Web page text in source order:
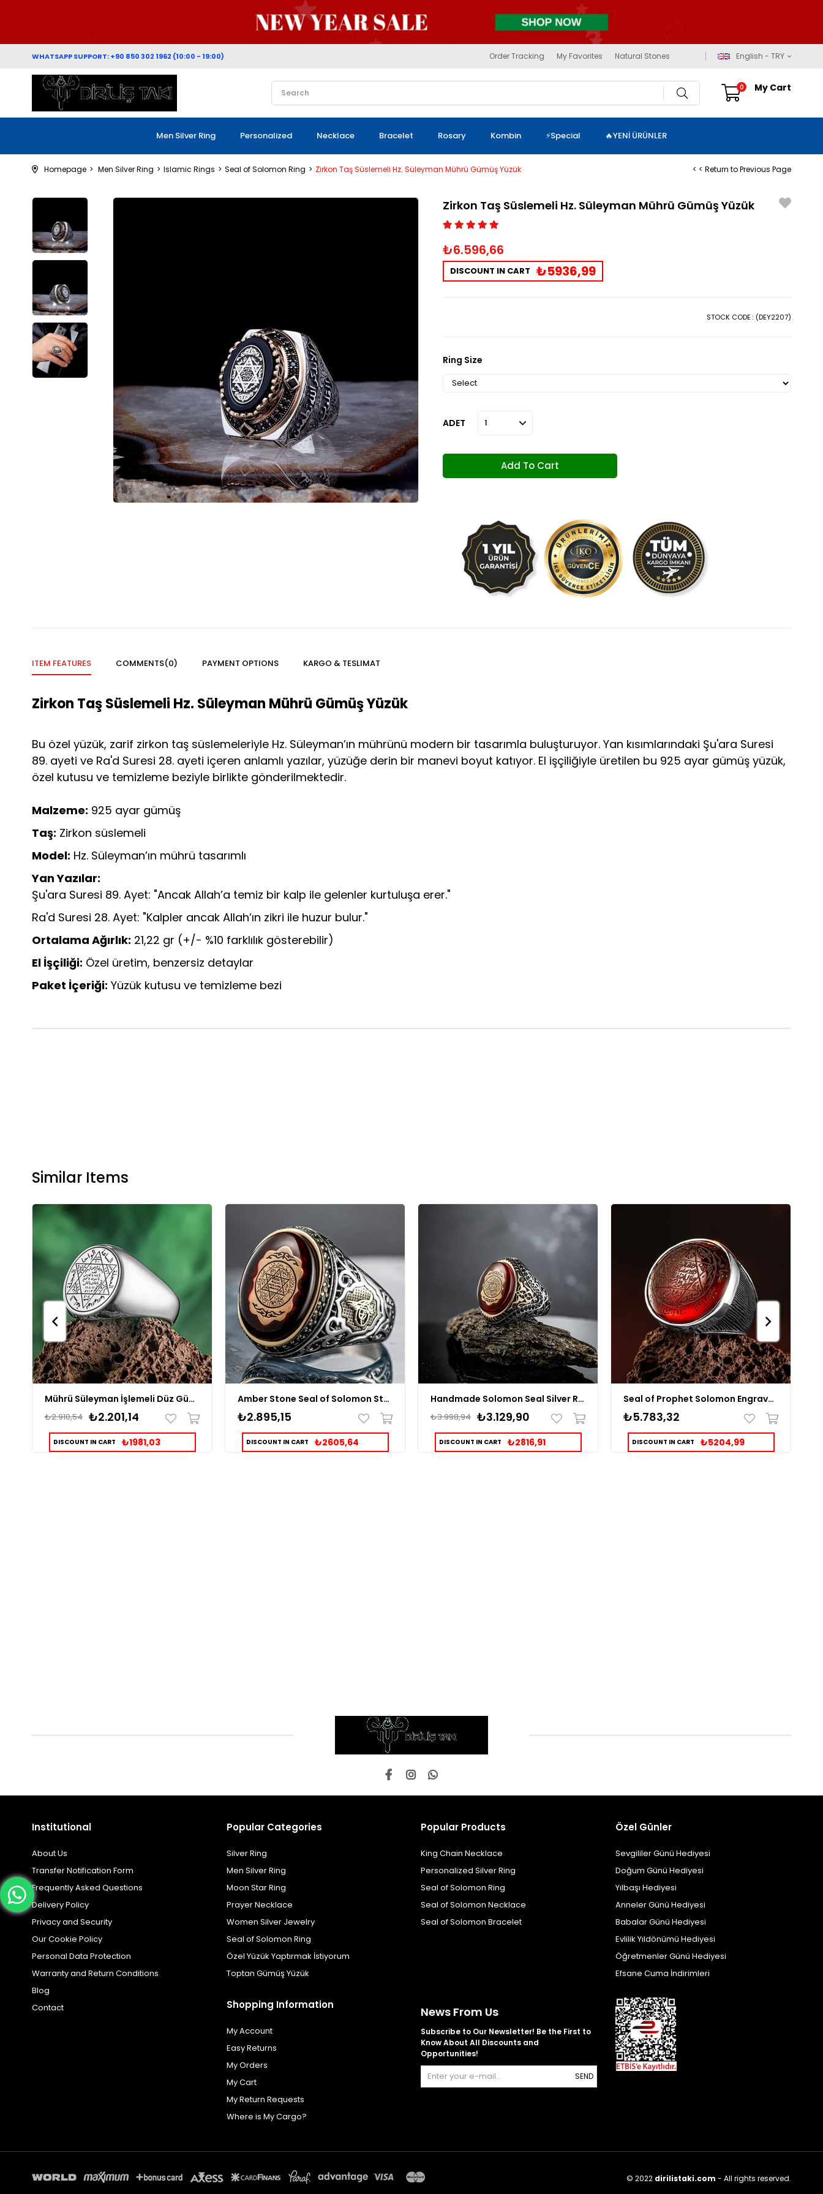
WHATSAPP SUPPORT: +90 850 302 1962 (10:00 - 19:00) Order Tracking My Favorites Natural Stones English - TRY
My Cart
0
Men Silver Ring Personalized Necklace Bracelet Rosary Kombin ⚡Special 🔥YENİ ÜRÜNLER
Homepage Men Silver Ring Islamic Rings Seal of Solomon Ring Zirkon Taş Süslemeli Hz. Süleyman Mührü Gümüş Yüzük < < Return to Previous Page
Zirkon Taş Süslemeli Hz. Süleyman Mührü Gümüş Yüzük
₺6.596,66
DISCOUNT IN CART ₺5936,99
STOCK CODE (DEY2207)
Ring Size
ADET
ITEM FEATURES COMMENTS(0) PAYMENT OPTIONS KARGO & TESLIMAT
Zirkon Taş Süslemeli Hz. Süleyman Mührü Gümüş Yüzük
Bu özel yüzük, zarif zirkon taş süslemeleriyle Hz. Süleyman’ın mührünü modern bir tasarımla buluşturuyor. Yan kısımlarındaki Şu'ara Suresi
89. ayeti ve Ra'd Suresi 28. ayeti içeren anlamlı yazılar, yüzüğe derin bir manevi boyut katıyor. El işçiliğiyle üretilen bu 925 ayar gümüş yüzük,
özel kutusu ve temizleme beziyle birlikte gönderilmektedir.
Malzeme: 925 ayar gümüş
Taş: Zirkon süslemeli
Model: Hz. Süleyman’ın mührü tasarımlı
Yan Yazılar:
Şu'ara Suresi 89. Ayet: "Ancak Allah’a temiz bir kalp ile gelenler kurtuluşa erer."
Ra'd Suresi 28. Ayet: "Kalpler ancak Allah’ın zikri ile huzur bulur."
Ortalama Ağırlık: 21,22 gr (+/- %10 farklılık gösterebilir)
El İşçiliği: Özel üretim, benzersiz detaylar
Paket İçeriği: Yüzük kutusu ve temizleme bezi
Similar Items
Mührü Süleyman İşlemeli Düz Gümüş Yüzük
₺2.201,14
₺2.910,54
DISCOUNT IN CART ₺1981,03
Amber Stone Seal of Solomon Sterling Silver Ring
₺2.895,15
DISCOUNT IN CART ₺2605,64
Handmade Solomon Seal Silver Ring
₺3.129,90
₺3.998,94
DISCOUNT IN CART ₺2816,91
Seal of Prophet Solomon Engraved on Agate Stone Silver Ring
₺5.783,32
DISCOUNT IN CART ₺5204,99
Institutional
About Us
Transfer Notification Form
Frequently Asked Questions
Delivery Policy
Privacy and Security
Our Cookie Policy
Personal Data Protection
Warranty and Return Conditions
Blog
Contact
Popular Categories
Silver Ring
Men Silver Ring
Moon Star Ring
Prayer Necklace
Women Silver Jewelry
Seal of Solomon Ring
Özel Yüzük Yaptırmak İstiyorum
Toptan Gümüş Yüzük
Popular Products
King Chain Necklace
Personalized Silver Ring
Seal of Solomon Ring
Seal of Solomon Necklace
Seal of Solomon Bracelet
Özel Günler
Sevgililer Günü Hediyesi
Doğum Günü Hediyesi
Yılbaşı Hediyesi
Anneler Günü Hediyesi
Babalar Günü Hediyesi
Evlilik Yıldönümü Hediyesi
Öğretmenler Günü Hediyesi
Efsane Cuma İndirimleri
Shopping Information
My Account
Easy Returns
My Orders
My Cart
My Return Requests
Where is My Cargo?
News From Us
Subscribe to Our Newsletter! Be the First to
Know About All Discounts and
Opportunities!
SEND
© 2022 dirilistaki.com - All rights reserved.